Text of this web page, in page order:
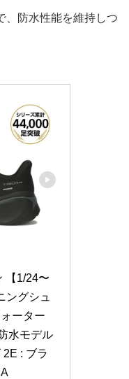
、防水性能を維持しつ
【1/24〜
ングシュ
ーター
水モデル
: ブラ